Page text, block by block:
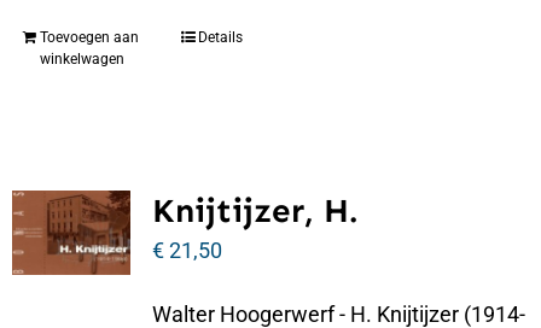
Toevoegen aan
winkelwagen
Details
Knijtijzer, H.
€21,50
Walter Hoogerwerf - H. Knijtijzer (1914-